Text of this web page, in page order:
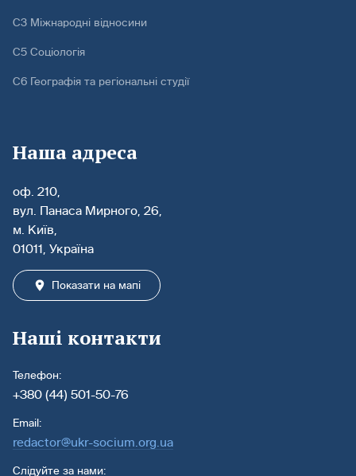
С3 Міжнародні відносини
С5 Соціологія
С6 Географія та регіональні студії
Наша адреса
оф. 210,
вул. Панаса Мирного, 26,
м. Київ,
01011, Україна
Показати на мапі
Наші контакти
Телефон:
+380 (44) 501-50-76
Email:
redactor@ukr-socium.org.ua
Слідуйте за нами: